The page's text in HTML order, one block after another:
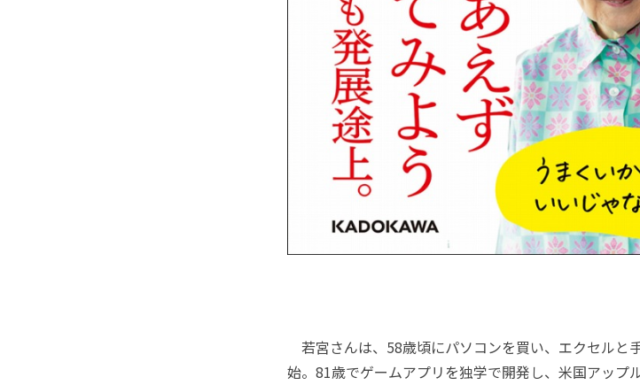
若宮さんは、58歳頃にパソコンを買い、エクセルと
始。81歳でゲームアプリを独学で開発し、米国アップ